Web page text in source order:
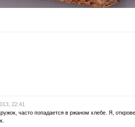
22:41
часто попадается в ржаном хлебе. Я,